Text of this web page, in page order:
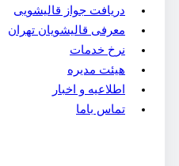
دریافت جواز قالیشویی
معرفی قالیشویان تهران
نرخ خدمات
هیئت مدیره
اطلاعیه و اخبار
تماس باما